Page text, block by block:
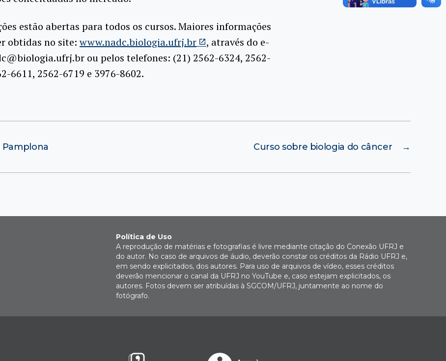
estão abertas para todos os cursos. Maiores informações
obtidas no site:www.nadc.biologia.ufrj.br
, através do e-
ou pelos telefones: (21) 2562-6324, 2562-
6611, 2562-6719 e 3976-8602.
Pamplona →
Curso sobre biologia do câncer
Política de Uso
A reprodução de matérias e fotografias é livre mediante citação do Conexão UFRJ e
do autor. No caso de arquivos de áudio, deverão constar os créditos da Rádio UFRJ e,
em sendo explicitados, dos autores. Para uso de arquivos de vídeo, esses créditos
deverão mencionar o canal da UFRJ no YouTube e, caso estejam explicitados, os
autores. Fotos devem ser atribuídas à SGCOM/UFRJ, juntamente ao nome do
fotógrafo.